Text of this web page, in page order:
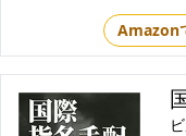
Amazon